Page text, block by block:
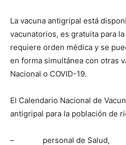
La vacuna antigripal está
vacunatorios, es gratuita para
requiere orden médica y se
en forma simultánea con otras
Nacional o COVID-19.
El Calendario Nacional de
antigripal para la población de
– personal de Salud,